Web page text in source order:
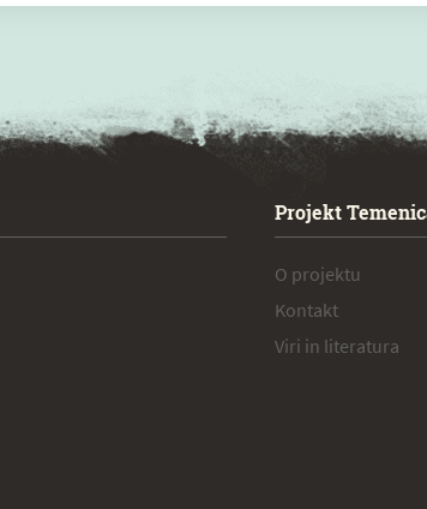
Projekt
O projektu
Kontakt
Viri in literatura